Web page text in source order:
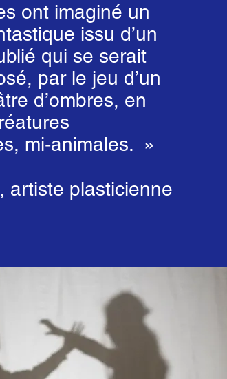
ont imaginé un
issu d’un
qui se serait
par le jeu d’un
d’ombres, en
mi-animales. »
artiste plasticienne